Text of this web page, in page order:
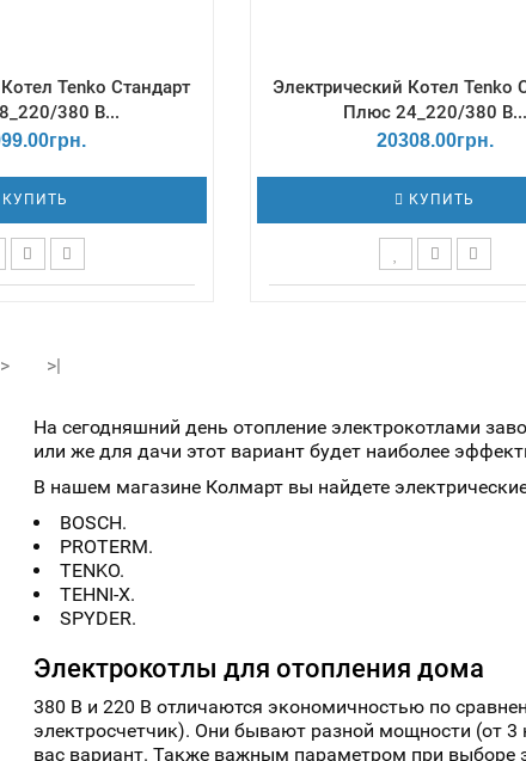
Tenko Cтандарт
380 В...
КУПИТЬ
Давление - 3 Бар /
дм3 - 7,5 /
Электрический Котел Tenko
Плюс 24_220/380 В...
20308.00грн.
КУПИТЬ
> >|
На сегодняшний день отопление электрокотлами
или же для дачи этот вариант будет наиболее
В нашем магазине Колмарт вы найдете
BOSCH.
PROTERM.
TENKO.
TEHNI-X.
SPYDER.
Электрокотлы для отопления дома
380 В и 220 В отличаются экономичностью по
электросчетчик). Они бывают разной мощности (от
вас вариант. Также важным параметром при выборе